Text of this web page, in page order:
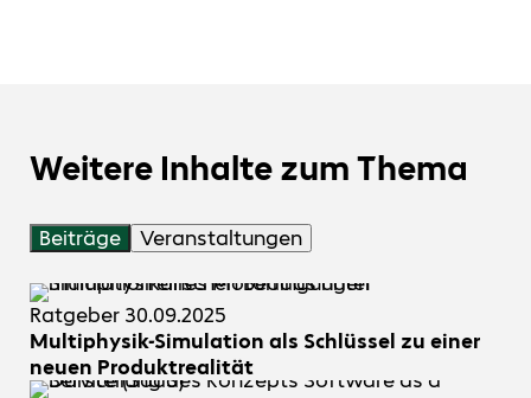
Weitere Inhalte zum Thema
Beiträge Veranstaltungen
Ratgeber 30.09.2025
Multiphysik-Simulation als Schlüssel zu einer
neuen Produktrealität